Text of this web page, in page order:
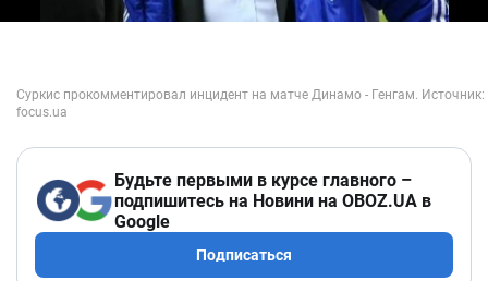
Будьте первыми в курсе главного –
подпишитесь на Новини на OBOZ.UA в
Google
Подписаться